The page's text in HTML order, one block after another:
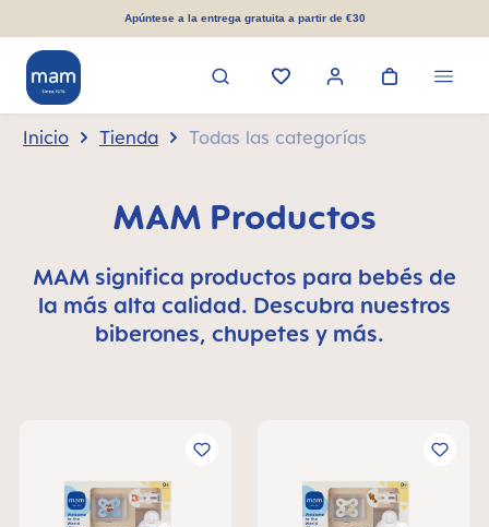
Apúntese a la entrega gratuita a partir de €30
Inicio Tienda Todas las categorías
MAM Productos
MAM significa productos para bebés de
la más alta calidad. Descubra nuestros
biberones, chupetes y más.